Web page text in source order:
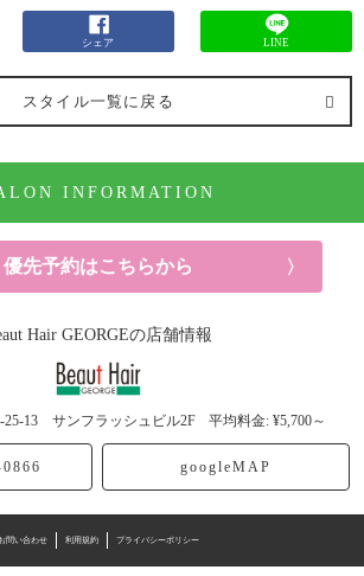
シェア LINE
スタイル一覧に戻る
INFORMATION
優先予約はこちらから
Hair GEORGEの店舗情報
25-13 サンフラッシュビル2F 平均料金: ¥5,700～
googleMAP
お問い合わせ 利用規約 プライバシーポリシー